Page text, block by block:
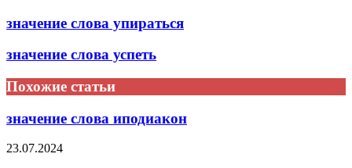
значение слова упираться
значение слова успеть
Похожие статьи
значение слова иподиакон
23.07.2024